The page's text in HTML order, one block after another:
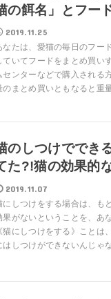
の餌名」とフー
2019.11.25
なたは、愛猫の毎日のフー
ていてフードをまとめ買い
センターなどで購入される
のまとめ買いともなると重
のしつけででき
た?!猫の効果的
2019.11.07
にしつけをする場合は、も
果がないということを、あ
猫にしつけをする》ことは
はしつけができないんじゃ